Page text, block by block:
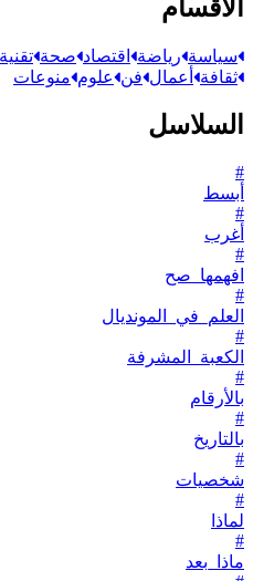
الأقسام
سياسة رياضة اقتصاد صحة تقنية
ثقافة أعمال فن علوم منوعات
السلاسل
#
أبسط
#
أغرب
#
افهمها_صح
#
العلم_في_المونديال
#
الكعبة_المشرفة
#
بالأرقام
#
بالتاريخ
#
شخصيات
#
لماذا
#
ماذا_بعد